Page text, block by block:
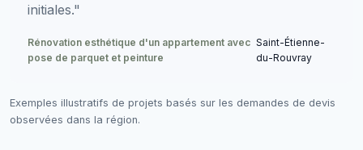
initiales."
Rénovation esthétique d'un appartement avec
pose de parquet et peinture
Saint-Étienne-
du-Rouvray
Exemples illustratifs de projets basés sur les demandes de devis
observées dans la région.